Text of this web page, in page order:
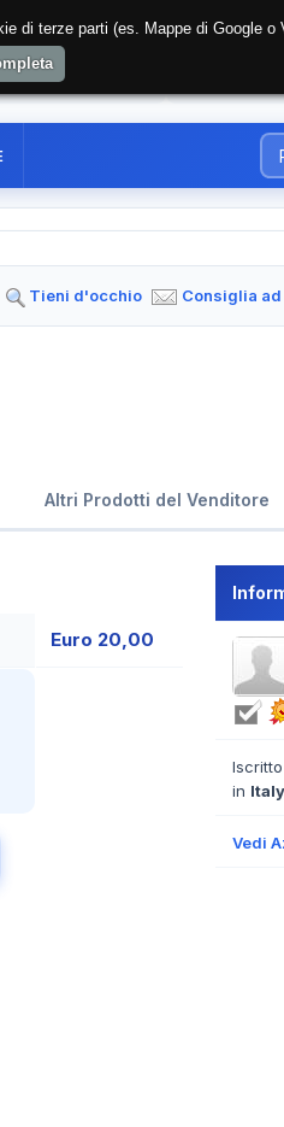
UTENTE
Tieni d'occhio Consiglia
Altri Prodotti del Venditore
Euro 20,00
in Italy
Vedi
terze parti (es. Mappe di Google o